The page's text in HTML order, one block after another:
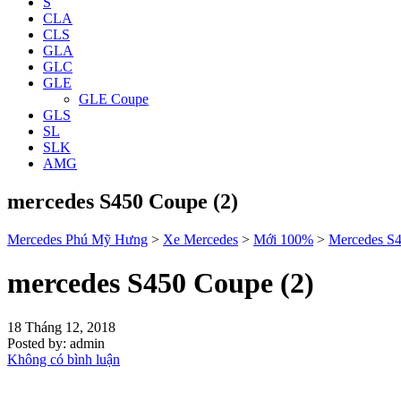
CLA
CLS
GLA
GLC
GLE
GLE Coupe
GLS
SL
SLK
AMG
mercedes S450 Coupe (2)
Mercedes Phú Mỹ Hưng > Xe Mercedes > Mới 100% > Mercedes
mercedes S450 Coupe (2)
18 Tháng 12, 2018
Posted by: admin
Không có bình luận